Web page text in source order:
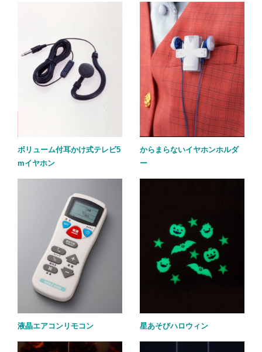
ボリューム付耳かけ式テレビ5
mイヤホン
からまらないイヤホンホルダ
ー
液晶エアコンリモコン 星あそびハロウィン